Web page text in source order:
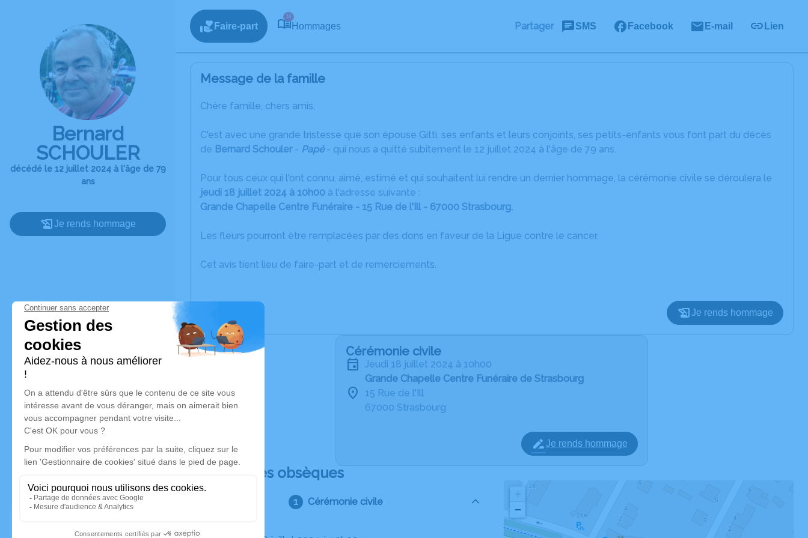
Bernard
SCHOULER
décédé le 12 juillet 2024 à l'âge de 79
ans
Je rends hommage
Faire-part
14
Hommages Partager SMS Facebook E-mail Lien
Message de la famille
Chère famille, chers amis,
C'est avec une grande tristesse que son épouse Gitti, ses enfants et leurs conjoints, ses petits-enfants vous font part du décès
de Bernard Schouler- Papé- qui nous a quitté subitement le 12 juillet 2024 à l'âge de 79 ans.
Pour tous ceux qui l'ont connu, aimé, estimé et qui souhaitent lui rendre un dernier hommage, la cérémonie civile se déroulera le
jeudi 18 juillet 2024 à 10h00 à l'adresse suivante :
Grande Chapelle Centre Funéraire - 15 Rue de l'Ill - 67000 Strasbourg.
Les fleurs pourront être remplacées par des dons en faveur de la Ligue contre le cancer.
Cet avis tient lieu de faire-part et de remerciements.
Je rends hommage
Cérémonie civile
jeudi 18 juillet 2024 à 10h00
Grande Chapelle Centre Funéraire de Strasbourg
15 Rue de l'Ill
67000 Strasbourg
Je rends hommage
Déroulé des obsèques
Cérémonie civile
−